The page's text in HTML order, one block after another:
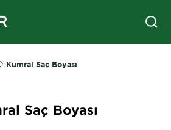
Kumral Saç Boyası
Saç Boyası